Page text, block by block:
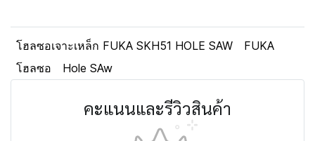
โฮลซอเจาะเหล็ก FUKA SKH51 HOLE SAW
FUKA
โฮลซอ
Hole SAw
คะแนนและรีวิวสินค้า